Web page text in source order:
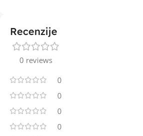
Recenzije
0 reviews
0
0
0
0